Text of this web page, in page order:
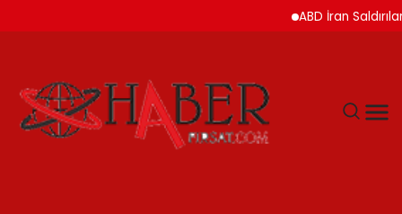
ABD İran